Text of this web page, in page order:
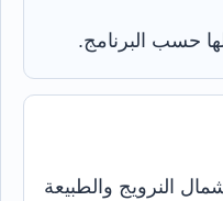
حسب البرنامج.
النرويج والطبيعة